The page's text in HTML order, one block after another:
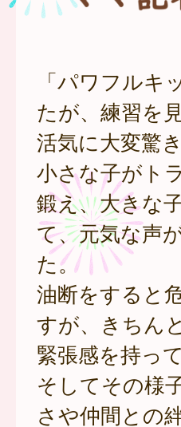
「パワフルキ
たが、練習を
活気に大変驚
小さな子がト
鍛え、大きな
て、元気な声
た。
油断をすると
すが、きちん
緊張感を持っ
そしてその様
さや仲間との